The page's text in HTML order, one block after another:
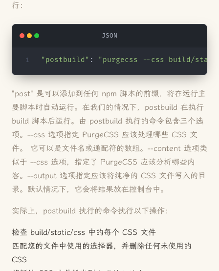
行：
JSON
"postbuild" : "purgecss --css build/
"post" 是可以添加到任何 npm 脚本的前缀，将在运行主
要脚本时自动运行。在我们的情况下，postbuild 在执行
build 脚本后运行。由 postbuild 执行的命令包含三个选
项。--css 选项指定 PurgeCSS 应该处理哪些 CSS 文
件。 它可以是文件名或通配符的数组。--content 选项类
似于 --css 选项，指定了 PurgeCSS 应该分析哪些内
容。--output 选项指定应该将纯净的 CSS 文件写入的目
录。默认情况下，它会将结果放在控制台中。
实际上，postbuild 执行的命令执行以下操作：
检查 build/static/css 中的每个 CSS 文件
匹配您的文件中使用的选择器，并删除任何未使用的
CSS